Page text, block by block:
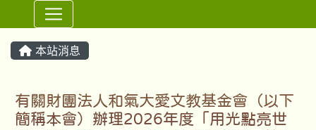
⏸
本站消息
有關財團法人和氣大愛文教基金會（以下
簡稱本會）辦理2026年度「用光點亮世